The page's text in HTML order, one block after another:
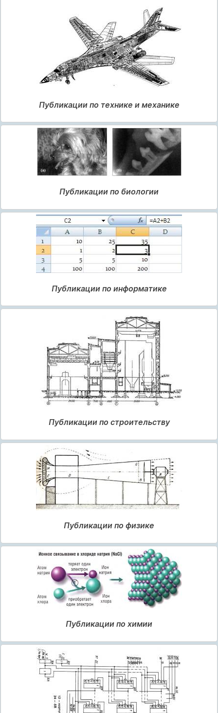
Публикации по технике и механике
Публикации по биологии
Публикации по информатике
Публикации по строительству
Публикации по физике
Публикации по химии